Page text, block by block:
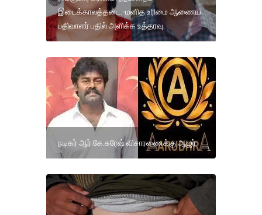
இடைக்காலத்தடை.-மனித உரிமை ஆணைய
பதிவாளர் பதில் அளிக்க உத்தரவு.
நடிகர் ஆர்.கே.சுரேஷ் விசாரணைக்கு ஆஜர்